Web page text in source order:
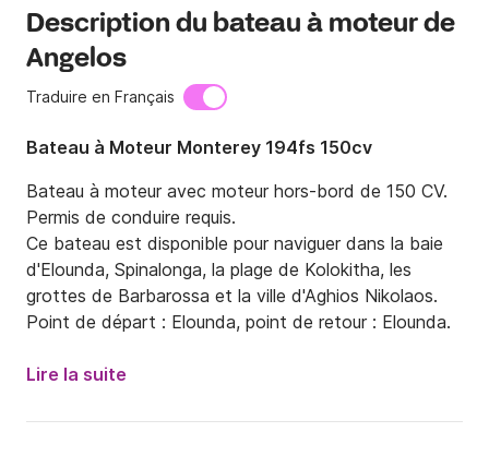
Description du bateau à moteur de
Angelos
Traduire en Français
Bateau à Moteur Monterey 194fs 150cv
Bateau à moteur avec moteur hors-bord de 150 CV.
Permis de conduire requis.
Ce bateau est disponible pour naviguer dans la baie
d'Elounda, Spinalonga, la plage de Kolokitha, les
grottes de Barbarossa et la ville d'Aghios Nikolaos.
Point de départ : Elounda, point de retour : Elounda.
Lire la suite